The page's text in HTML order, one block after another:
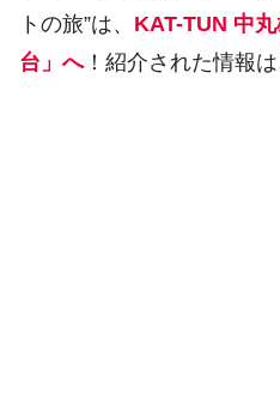
トの旅”は、 KAT-TUN 中
台」へ！紹介された情報は